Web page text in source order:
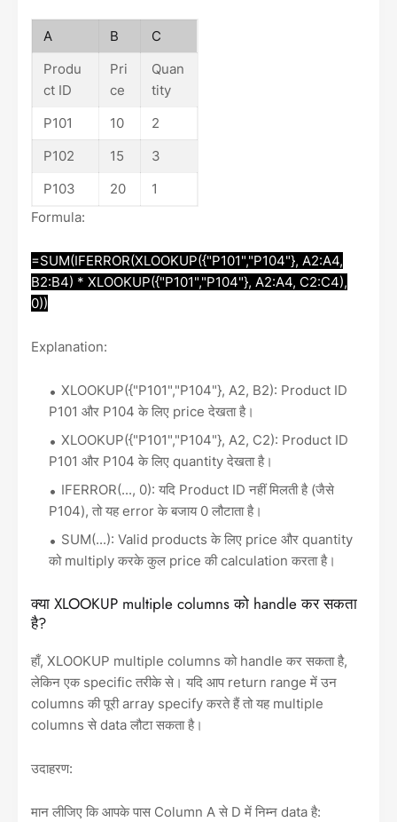
A B
C
Produ
ct ID
Pri
ce
Quan
tity
P101
10
2
P102
15
3
P103
20
1
Formula:
=SUM(IFERROR(XLOOKUP({"P101","P104"}, A2:A4,
B2:B4) * XLOOKUP({"P101","P104"}, A2:A4, C2:C4),
0))
Explanation:
XLOOKUP({"P101","P104"}, A2, B2): Product ID
P101 और P104 के लिए price देखता है।
XLOOKUP({"P101","P104"}, A2, C2): Product ID
P101 और P104 के लिए quantity देखता है।
IFERROR(..., 0): यदि Product ID नहीं मिलती है (जैसे
P104), तो यह error के बजाय 0 लौटाता है।
SUM(...): Valid products के लिए price और quantity
को multiply करके कुल price की calculation करता है।
क्या XLOOKUP multiple columns को handle कर सकता
है?
हाँ, XLOOKUP multiple columns को handle कर सकता है,
लेकिन एक specific तरीके से। यदि आप return range में उन
columns की पूरी array specify करते हैं तो यह multiple
columns से data लौटा सकता है।
उदाहरण:
मान लीजिए कि आपके पास Column A से D में निम्न data है: